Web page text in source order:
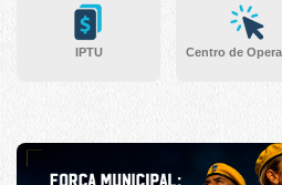
IPTU Centro de